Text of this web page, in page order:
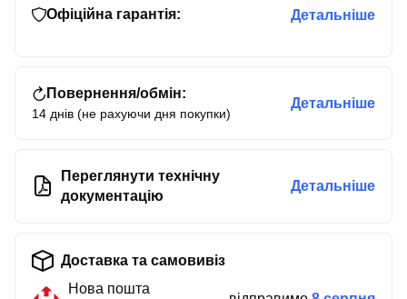
Офіційна гарантія: Детальніше
Повернення/обмін:
14 днів (не рахуючи дня покупки)
Детальніше
Переглянути технічну
документацію
Детальніше
Доставка та самовивіз
Нова пошта